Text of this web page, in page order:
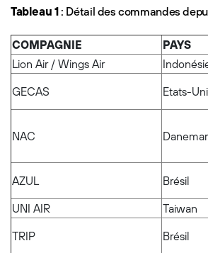
Tableau 1 : Détail des commandes
COMPAGNIE PAYS
Lion Air / Wings Air
GECAS
Etats-
NAC
AZUL
Brésil
UNI AIR
Taiwan
TRIP
Brésil